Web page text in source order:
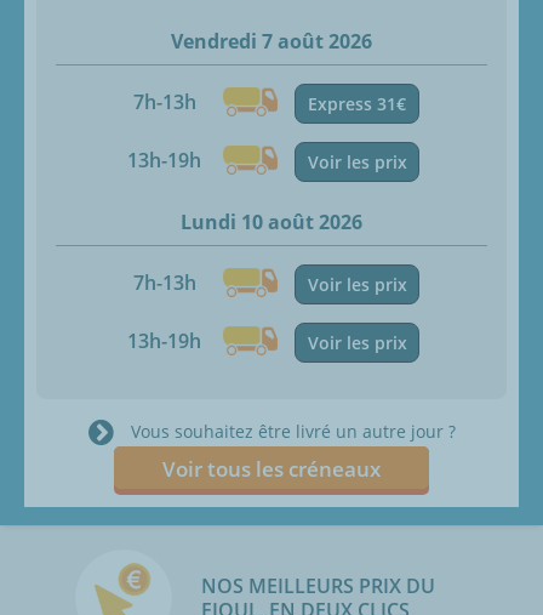
Vendredi 7 août 2026
7h-13h Express 31€
13h-19h Voir les prix
Lundi 10 août 2026
7h-13h Voir les prix
13h-19h Voir les prix
Vous souhaitez être livré un autre jour ?
Voir tous les créneaux
NOS MEILLEURS PRIX DU